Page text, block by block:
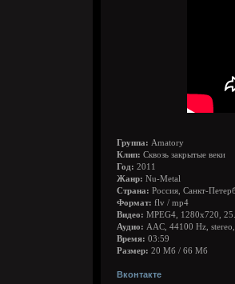
Группа: Amatory
Клип: Сквозь закрытые веки
Год: 2011
Жанр: Nu-Metal
Страна: Россия, Санкт-
Формат: flv / mp4
Видео: MPEG4, 1280x720,
Аудио: AAC, 44100 Hz,
Время: 03:59
Размер: 20 Мб / 66 Мб
Вконтакте